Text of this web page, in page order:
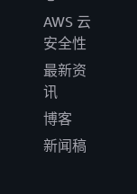
AWS 云
安全性
最新资
讯
博客
新闻稿